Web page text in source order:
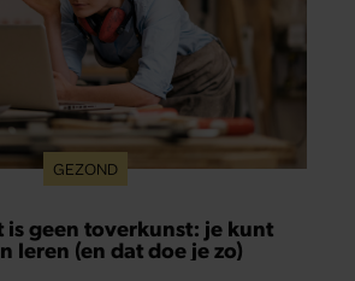
GEZOND
is geen toverkunst: je kunt
leren (en dat doe je zo)